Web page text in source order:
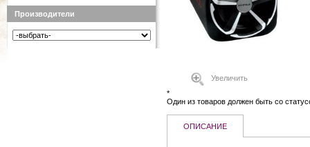
Производители
Увеличить
*
Один из товаров должен быть со
ОПИСАНИЕ